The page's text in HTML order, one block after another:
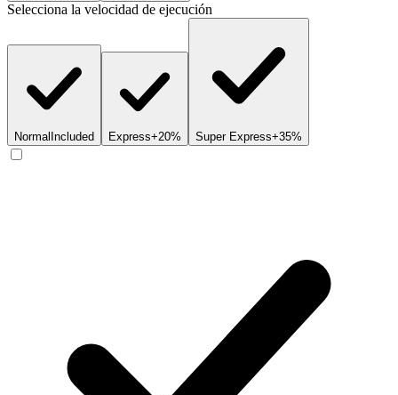
Selecciona la velocidad de ejecución
NormalIncluded Express+20% Super Express+35%